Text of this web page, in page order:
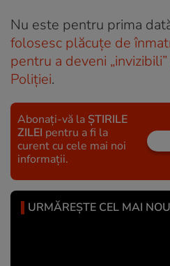
Nu este pentru prima
folosesc plăcuțe de
pentru a deveni
Poliției.
Abonați-vă la ȘTIRILE
ZILEI pentru a fi la
curent cu cele mai noi
informații.
URMĂREȘTE CEL MAI